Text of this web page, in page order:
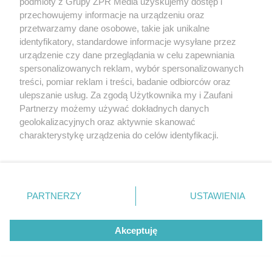
dodatki w świetnych cenach
ZOBACZ WIĘCEJ
przechowujemy informacje na urządzeniu oraz
przetwarzamy dane osobowe, takie jak unikalne
identyfikatory, standardowe informacje wysyłane przez
urządzenie czy dane przeglądania w celu zapewniania
spersonalizowanych reklam, wybór spersonalizowanych
treści, pomiar reklam i treści, badanie odbiorców oraz
ulepszanie usług. Za zgodą Użytkownika my i Zaufani
Partnerzy możemy używać dokładnych danych
geolokalizacyjnych oraz aktywnie skanować
charakterystykę urządzenia do celów identyfikacji.
zmienić/wycofać klikając przycisk ustawień prywatności
znajdujący się w lewym dolnym rogu strony
rodzaje przetwarzania danych nie wymagają zgody
użytkownika, ale masz prawo sprzeciwić się takiemu
przetwarzaniu. Preferencje będą miały zastosowanie tylko
PARTNERZY USTAWIENIA
Akceptuję